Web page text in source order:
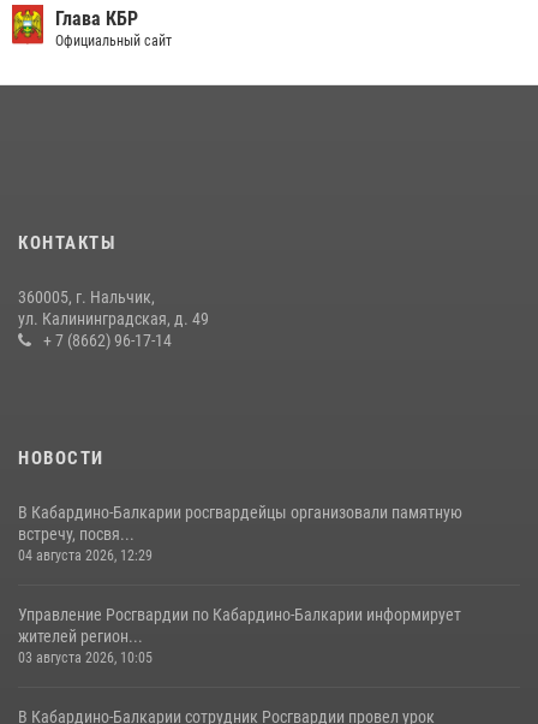
округе Росгвардии
09 июля 2026, 08:36
В Кабардино-Балкарии при силовой поддержке Росгвардии изъяты
оружие и наркотические средства
Глава КБР
Официальный сайт
КОНТАКТЫ
360005, г. Нальчик,
ул. Калининградская, д. 49
+ 7 (8662) 96-17-14
НОВОСТИ
В Кабардино-Балкарии росгвардейцы организовали памятную
встречу, посвя...
04 августа 2026, 12:29
Управление Росгвардии по Кабардино-Балкарии информирует
жителей регион...
03 августа 2026, 10:05
В Кабардино‑Балкарии сотрудник Росгвардии провел урок